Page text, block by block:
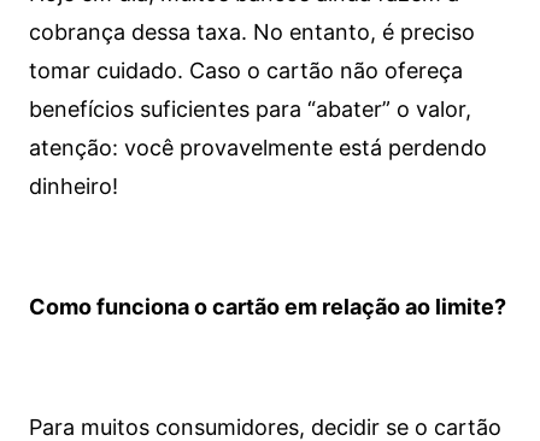
cobrança dessa taxa. No entanto, é preciso
tomar cuidado. Caso o cartão não ofereça
benefícios suficientes para “abater” o valor,
atenção: você provavelmente está perdendo
dinheiro!
Como funciona o cartão em relação ao limite?
Para muitos consumidores, decidir se o cartão